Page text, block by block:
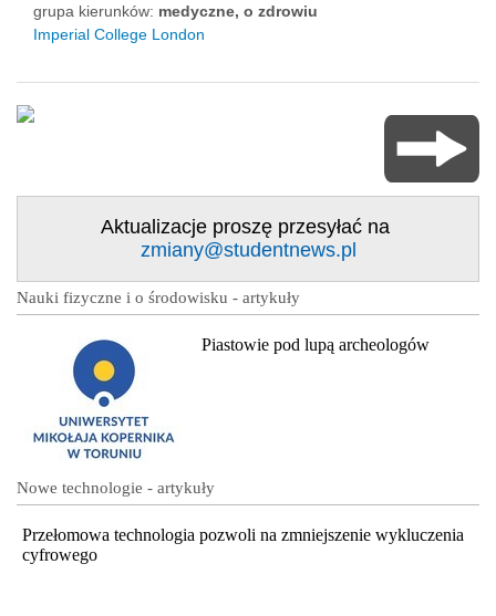
grupa kierunków: medyczne, o zdrowiu
Imperial College London
Aktualizacje proszę przesyłać na
zmiany@studentnews.pl
Nauki fizyczne i o środowisku - artykuły
Piastowie pod lupą archeologów
Nowe technologie - artykuły
Przełomowa technologia pozwoli na zmniejszenie wykluczenia
cyfrowego